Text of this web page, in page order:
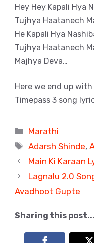
Hey Hey Kapali Hya
Tujhya Haatanech
He Kapali Hya
Tujhya Haatanech
Majhya Deva…
Here we end up
Timepass 3 song
Categories
Marathi
Tags
Adarsh Shinde,
Main Ki Karaan
Lagnalu 2.0
Avadhoot Gupte
Sharing this post...